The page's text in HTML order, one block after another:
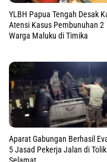
YLBH Papua Tengah Desak
Atensi Kasus Pembunuhan 2
Warga Maluku di Timika
Aparat Gabungan Berhasil
5 Jasad Pekerja Jalan di
Selamat